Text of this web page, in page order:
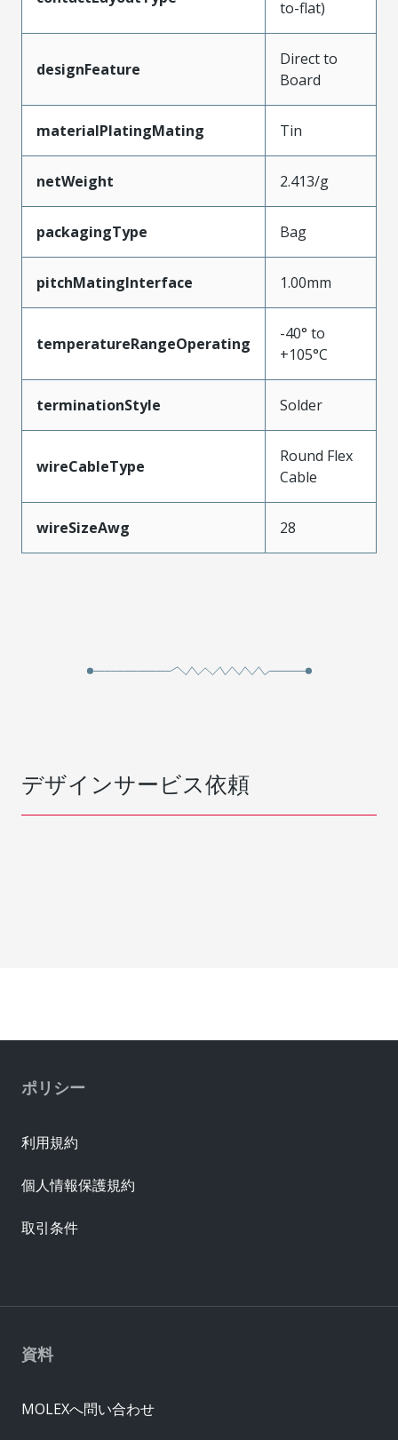
to-flat)
designFeature
Direct to
Board
materialPlatingMating Tin
netWeight 2.413/g
packagingType Bag
pitchMatingInterface 1.00mm
temperatureRangeOperating
-40° to
+105°C
terminationStyle Solder
wireCableType
Round Flex
Cable
wireSizeAwg 28
デザインサービス依頼
資料
MOLEXへ問い合わせ
ポリシー
利用規約
個人情報保護規約
取引条件